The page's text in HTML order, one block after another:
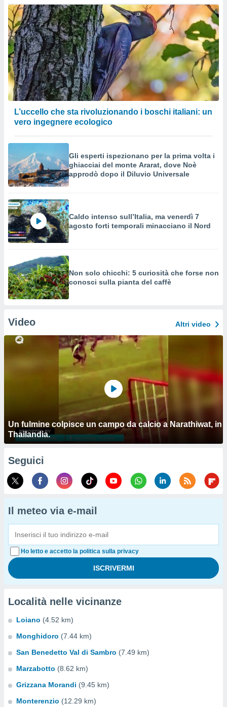
L’uccello che sta rivoluzionando i boschi italiani: un
vero ingegnere ecologico
Gli esperti ispezionano per la prima volta i
ghiacciai del monte Ararat, dove Noè
approdò dopo il Diluvio Universale
Caldo intenso sull’Italia, ma venerdì 7
agosto forti temporali minacciano il Nord
Non solo chicchi: 5 curiosità che forse non
conosci sulla pianta del caffè
Video Altri video
Un fulmine colpisce un campo da calcio a Narathiwat, in
Thailandia.
Seguici
Il meteo via e-mail
Ho letto e accetto la politica sulla privacy
Località nelle vicinanze
Loiano (4.52 km)
Monghidoro (7.44 km)
San Benedetto Val di Sambro (7.49 km)
Marzabotto (8.62 km)
Grizzana Morandi (9.45 km)
Monterenzio (12.29 km)